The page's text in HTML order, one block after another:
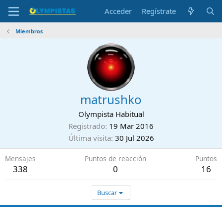
Acceder Regístrate
Miembros
matrushko
Olympista Habitual
Registrado 19 Mar 2016
Última visita 30 Jul 2026
Mensajes
338
Puntos de reacción
0
Puntos
16
Buscar